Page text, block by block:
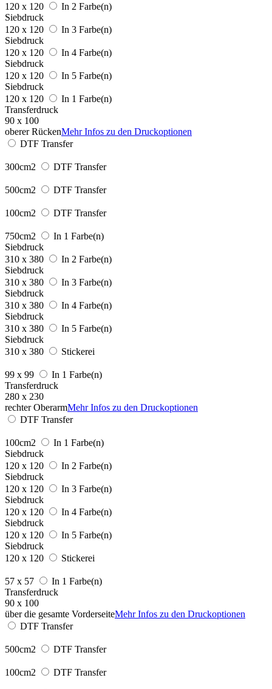
120 x 120
In 2 Farbe(n)
Siebdruck
120 x 120
In 3 Farbe(n)
Siebdruck
120 x 120
In 4 Farbe(n)
Siebdruck
120 x 120
In 5 Farbe(n)
Siebdruck
120 x 120
In 1 Farbe(n)
Transferdruck
90 x 100
oberer RückenMehr Infos zu den Druckoptionen
DTF Transfer
300cm2 DTF Transfer
500cm2 DTF Transfer
100cm2 DTF Transfer
750cm2
In 1 Farbe(n)
Siebdruck
310 x 380
In 2 Farbe(n)
Siebdruck
310 x 380
In 3 Farbe(n)
Siebdruck
310 x 380
In 4 Farbe(n)
Siebdruck
310 x 380
In 5 Farbe(n)
Siebdruck
310 x 380
Stickerei
99 x 99
In 1 Farbe(n)
Transferdruck
280 x 230
rechter OberarmMehr Infos zu den Druckoptionen
DTF Transfer
100cm2
In 1 Farbe(n)
Siebdruck
120 x 120
In 2 Farbe(n)
Siebdruck
120 x 120
In 3 Farbe(n)
Siebdruck
120 x 120
In 4 Farbe(n)
Siebdruck
120 x 120
In 5 Farbe(n)
Siebdruck
120 x 120
Stickerei
57 x 57
In 1 Farbe(n)
Transferdruck
90 x 100
über die gesamte VorderseiteMehr Infos zu den Druckoptionen
DTF Transfer
500cm2 DTF Transfer
100cm2 DTF Transfer